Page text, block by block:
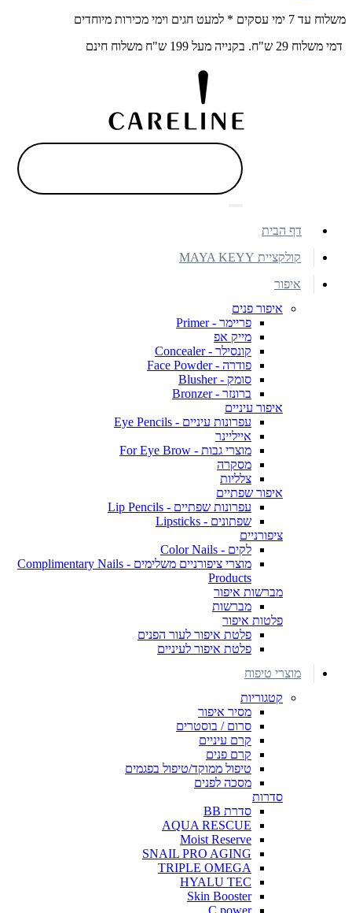
משלוח עד 7 ימי עסקים * למעט חגים וימי מכירות מיוחדים
דמי משלוח 29 ש"ח. בקנייה מעל 199 ש"ח משלוח חינם
דף הבית
קולקציית MAYA KEYY
איפור
איפור פנים
פריימר - Primer
מייק אפ
קונסילר - Concealer
פודרה - Face Powder
סומק - Blusher
ברונזר - Bronzer
איפור עיניים
עפרונות עיניים - Eye Pencils
אייליינר
מוצרי גבות - For Eye Brow
מסקרה
צלליות
איפור שפתיים
עפרונות שפתיים - Lip Pencils
שפתונים - Lipsticks
ציפורניים
לקים - Color Nails
מוצרי ציפורניים משלימים - Complimentary Nails
Products
מברשות איפור
מברשות
פלטות איפור
פלטת איפור לעור הפנים
פלטת איפור לעיניים
מוצרי טיפוח
קטגוריות
מסיר איפור
סרום / בוסטרים
קרם עיניים
קרם פנים
טיפול ממוקד/טיפול בפגמים
מסכה לפנים
סדרות
סדרת BB
AQUA RESCUE
Moist Reserve
SNAIL PRO AGING
TRIPLE OMEGA
HYALU TEC
Skin Booster
C power